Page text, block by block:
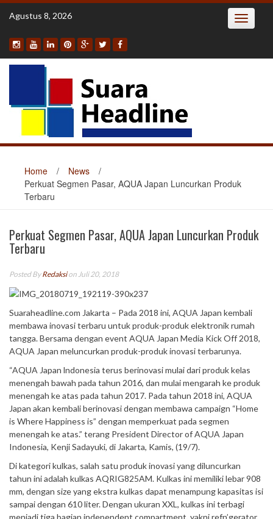
Skip
Agustus 8, 2026 Toggle
Home / News
/
Perkuat Segmen Pasar, AQUA Japan Luncurkan Produk
Terbaru
Perkuat Segmen Pasar, AQUA Japan Luncurkan Produk
Terbaru
Posted ByRedaksion Juli 20, 2018
Suaraheadline.com Jakarta – Pada 2018 ini, AQUA Japan kembali
membawa inovasi terbaru untuk produk-produk elektronik rumah
tangga. Bersama dengan event AQUA Japan Media Kick Off 2018,
AQUA Japan meluncurkan produk-produk inovasi terbarunya.
“AQUA Japan lndonesia terus berinovasi mulai dari produk kelas
menengah bawah pada tahun 2016, dan mulai mengarah ke produk
menengah ke atas pada tahun 2017. Pada tahun 2018 ini, AQUA
Japan akan kembali berinovasi dengan membawa campaign “Home
is Where Happiness is” dengan memperkuat pada segmen
menengah ke atas.” terang President Director of AQUA Japan
Indonesia, Kenji Sadayuki, di Jakarta, Kamis, (19/7).
Di kategori kulkas, salah satu produk inovasi yang diluncurkan
tahun ini adalah kulkas AQRIG825AM. Kulkas ini memiliki lebar 908
mm, dengan size yang ekstra kulkas dapat menampung kapasitas isi
sampai dengan 610 liter. Dengan ukuran XXL, kulkas ini terbagi
menjadi tiga bagian independent compartment, yakni refn’gerator,